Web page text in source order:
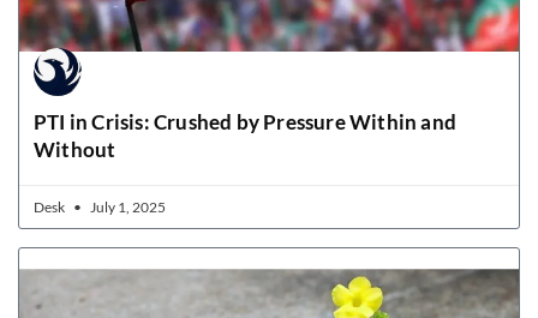
PTI in Crisis: Crushed by Pressure Within and
Without
Desk July 1, 2025